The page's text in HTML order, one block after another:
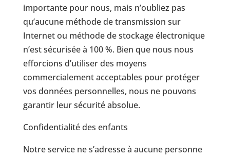
importante pour nous, mais n’oubliez pas
qu’aucune méthode de transmission sur
Internet ou méthode de stockage électronique
n’est sécurisée à 100 %. Bien que nous nous
efforcions d’utiliser des moyens
commercialement acceptables pour protéger
vos données personnelles, nous ne pouvons
garantir leur sécurité absolue.
Confidentialité des enfants
Notre service ne s’adresse à aucune personne